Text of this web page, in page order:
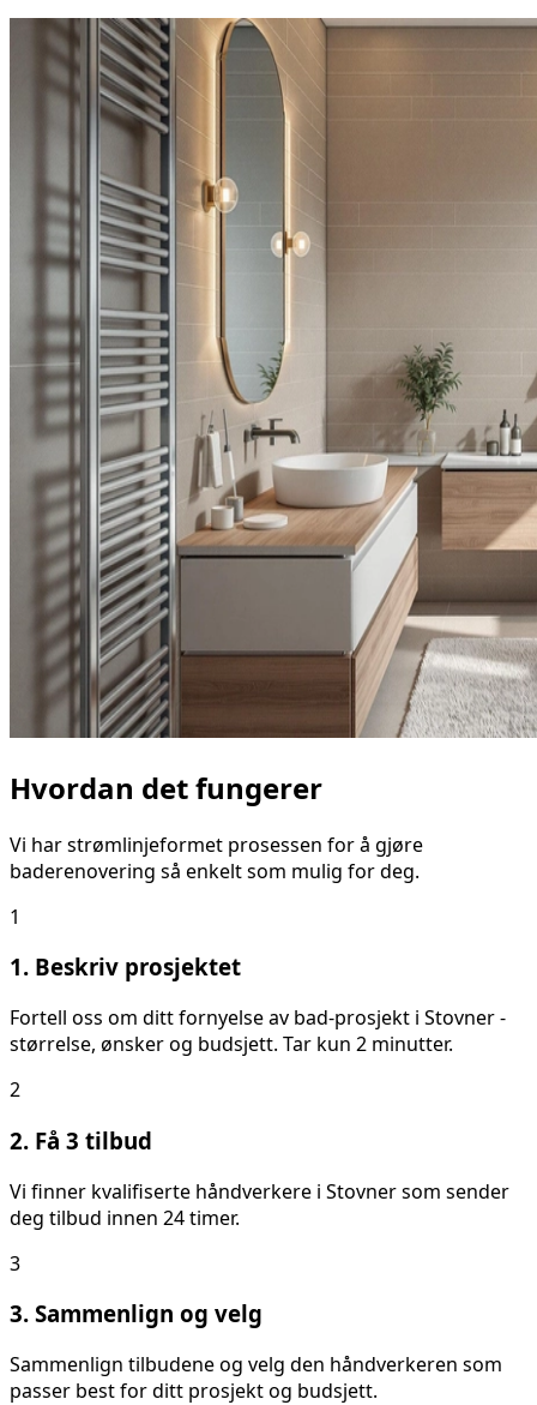
Hvordan det fungerer
Vi har strømlinjeformet prosessen for å gjøre
baderenovering så enkelt som mulig for deg.
1
1. Beskriv prosjektet
Fortell oss om dittfornyelse av bad-prosjekt i Stovner-
størrelse, ønsker og budsjett. Tar kun 2 minutter.
2
2. Få 3 tilbud
Vi finner kvalifiserte håndverkere i Stovnersom sender
deg tilbud innen 24 timer.
3
3. Sammenlign og velg
Sammenlign tilbudene og velg den håndverkeren som
passer best for ditt prosjekt og budsjett.